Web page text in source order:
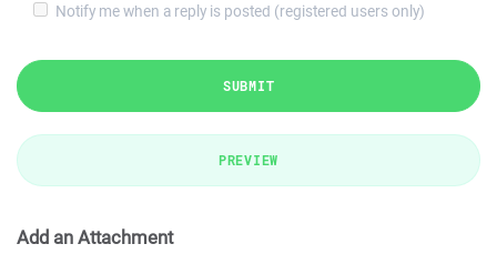
Notify me when a reply is posted (registered users only)
SUBMIT
PREVIEW
Add an Attachment